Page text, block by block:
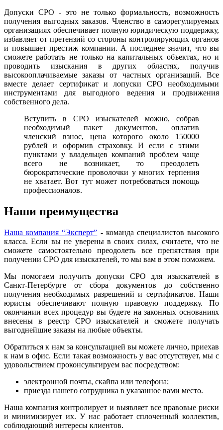
Допуски СРО - это не только формальность, возможность
получения выгодных заказов. Членство в саморегулируемых
организациях обеспечивает полную юридическую поддержку,
избавляет от претензий со стороны контролирующих органов
и повышает престиж компании. А последнее значит, что вы
сможете работать не только на капитальных объектах, но и
проводить изыскания в других областях, получив
высокооплачиваемые заказы от частных организаций. Все
вместе делает сертификат и лопуски СРО необходимыми
инструментами для выгодного ведения и продвижения
собственного дела.
Вступить в СРО изыскателей можно, собрав
необходимый пакет документов, оплатив
членский взнос, цена которого около 150000
рублей и оформив страховку. И если с этими
пунктами у владельцев компаний проблем чаще
всего не возникает, то преодолеть
бюрократические проволочки у многих терпения
не хватает. Вот тут может потребоваться помощь
профессионалов.
Наши преимущества
Наша компания “Эксперт” - команда специалистов высокого
класса. Если вы не уверены в своих силах, считаете, что не
сможете самостоятельно преодолеть все препятствия при
получении СРО для изыскателей, то мы вам в этом поможем.
Мы помогаем получить допуски СРО для изыскателей в
Санкт-Петербурге от сбора документов до собственно
получения необходимых разрешений и сертификатов. Наши
юристы обеспечивают полную правовую поддержку. По
окончании всех процедур вы будете на законных основаниях
внесены в реестр СРО изыскателей и сможете получать
выгоднейшие заказы на любые объекты.
Обратиться к нам за консультацией вы можете лично, приехав
к нам в офис. Если такая возможность у вас отсутствует, мы с
удовольствием проконсультируем вас посредством:
электронной почты, скайпа или телефона;
приезда нашего сотрудника в указанное вами место.
Наша компания контролирует и выявляет все правовые риски
и минимизирует их. У нас работает сплоченный коллектив,
соблюдающий интересы клиентов.